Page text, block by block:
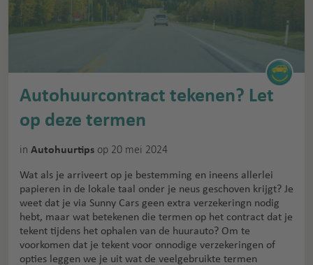
Autohuurcontract tekenen? Let
op deze termen
in Autohuurtips op 20 mei 2024
Wat als je arriveert op je bestemming en ineens allerlei
papieren in de lokale taal onder je neus geschoven krijgt? Je
weet dat je via Sunny Cars geen extra verzekeringn nodig
hebt, maar wat betekenen die termen op het contract dat je
tekent tijdens het ophalen van de huurauto? Om te
voorkomen dat je tekent voor onnodige verzekeringen of
opties leggen we je uit wat de veelgebruikte termen